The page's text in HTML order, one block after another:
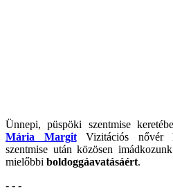
Ünnepi, püspöki szentmise
Mária Margit
Vizitációs nővér
szentmise után közösen
mielőbbi boldoggáavatásáért.
- - -